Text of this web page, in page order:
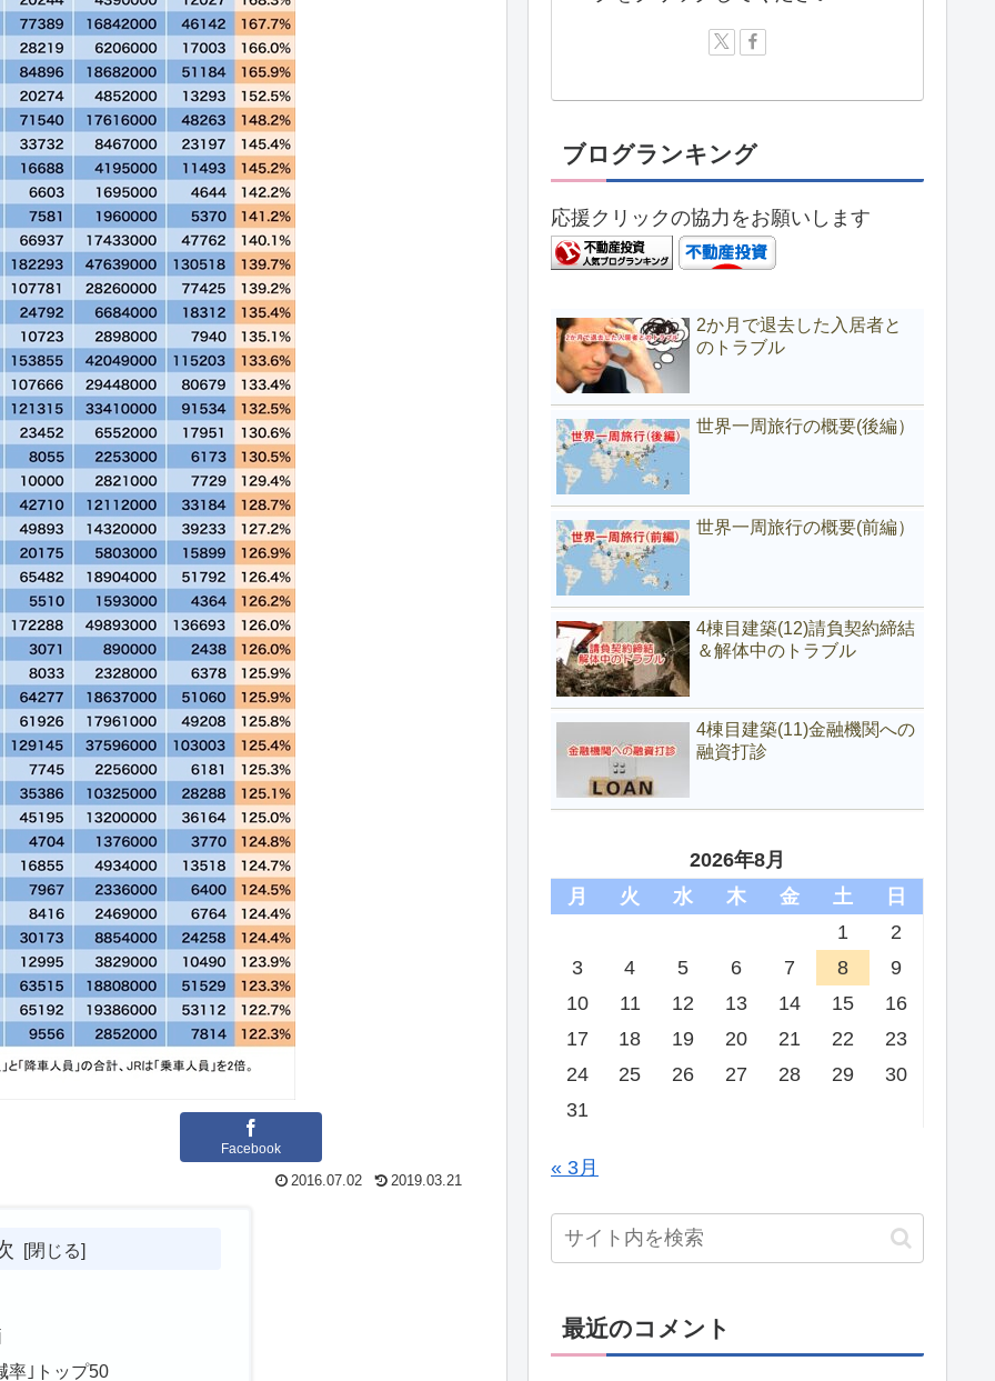
Facebook
2016.07.02 2019.03.21
率｣トップ50
ブログランキング
応援クリックの協力をお願いします
2か月で退去した入居者と
のトラブル
世界一周旅行の概要(後編）
世界一周旅行の概要(前編）
4棟目建築(12)請負契約締結
＆解体中のトラブル
4棟目建築(11)金融機関への
融資打診
2026年8月
月
火 水 木 金 土
日
1
2
3
4 5 6 7 8
9
10
11 12 13 14 15
16
17
18 19 20 21 22
23
24
25 26 27 28 29
30
31
« 3月
最近のコメント